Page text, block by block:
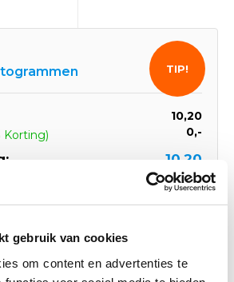
gebruik van cookies
om content en advertenties te
10,20
Korting) 0,-
10,20
TIP!
Tijdelijk uitverkocht